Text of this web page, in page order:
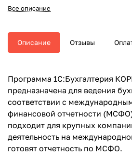
Все описание
Описание Отзывы
Программа 1С:Бухгалтерия
предназначена для ведения
соответствии с
финансовой отчетности
подходит для крупных
деятельность на
готовят отчетность по МСФО.